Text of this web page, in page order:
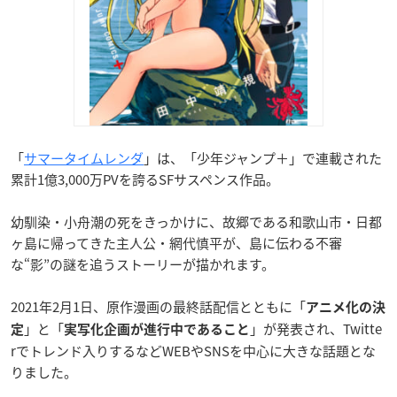
「サマータイムレンダ 」は、「少年ジャンプ＋」で連載された
累計1億3,000万PVを誇るSFサスペンス作品。
幼馴染・小舟潮の死をきっかけに、故郷である和歌山市・日都
ヶ島に帰ってきた主人公・網代慎平が、島に伝わる不審
な“影”の謎を追うストーリーが描かれます。
2021年2月1日、原作漫画の最終話配信とともに「アニメ化の決
定 」と「実写化企画が進行中であること 」が発表され、Twitte
rでトレンド入りするなどWEBやSNSを中心に大きな話題とな
りました。